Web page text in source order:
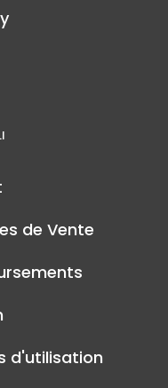
de Vente
d'utilisation